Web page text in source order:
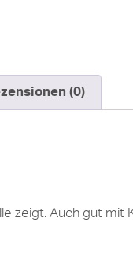
(0)
zeigt. Auch gut mit